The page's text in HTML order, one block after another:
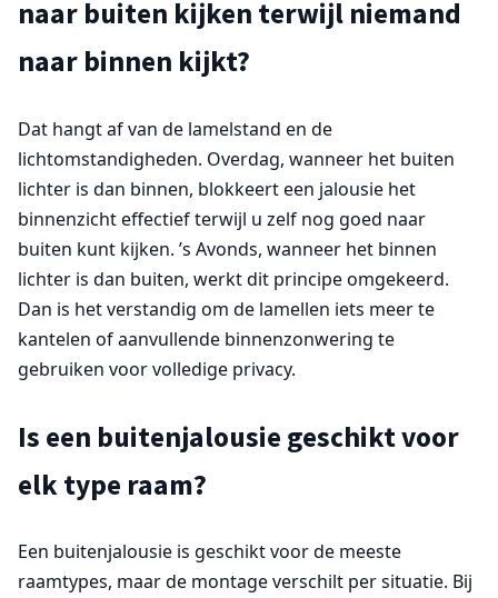
naar buiten kijken terwijl niemand
naar binnen kijkt?
Dat hangt af van de lamelstand en de
lichtomstandigheden. Overdag, wanneer het buiten
lichter is dan binnen, blokkeert een jalousie het
binnenzicht effectief terwijl u zelf nog goed naar
buiten kunt kijken. ’s Avonds, wanneer het binnen
lichter is dan buiten, werkt dit principe omgekeerd.
Dan is het verstandig om de lamellen iets meer te
kantelen of aanvullende binnenzonwering te
gebruiken voor volledige privacy.
Is een buitenjalousie geschikt voor
elk type raam?
Een buitenjalousie is geschikt voor de meeste
raamtypes, maar de montage verschilt per situatie. Bij